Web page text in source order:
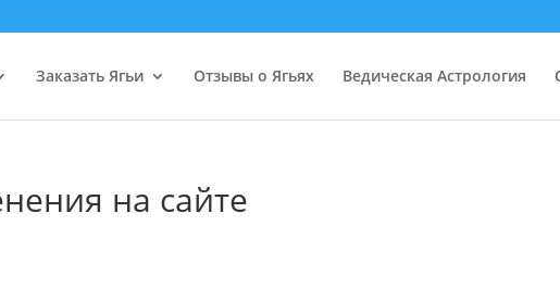
Заказать Ягьи Отзывы о Ягьях Ведическая Астрология
на сайте